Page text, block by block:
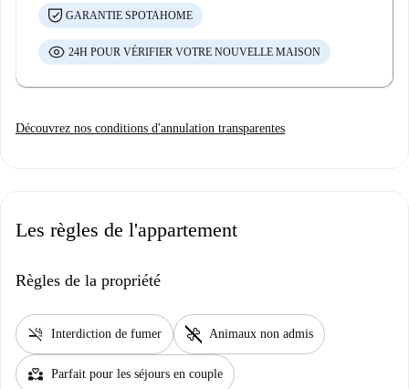
GARANTIE SPOTAHOME
24H POUR VÉRIFIER VOTRE NOUVELLE MAISON
Découvrez nos conditions d'annulation transparentes
Les règles de l'appartement
Règles de la propriété
smoke_free Interdiction de fumer pet_supplies Animaux non admis
partner_heart Parfait pour les séjours en couple